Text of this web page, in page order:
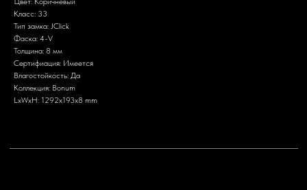
Класс: 33
Тип замка: JClick
Фаска: 4-V
Толщина: 8 мм
Сертифиация: Имеется
Влагостойкость: Да
Коллекция: Bonum
LxWxH: 1292x193x8 mm